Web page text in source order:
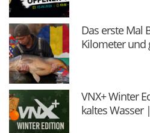
Das erste Mal
Kilometer und
VNX+ Winter
kaltes Wasser